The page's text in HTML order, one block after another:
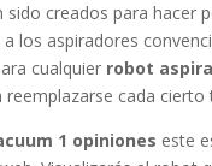
sido creados para hacer
los aspiradores
cualquier robot
cada cierto
1 opiniones este